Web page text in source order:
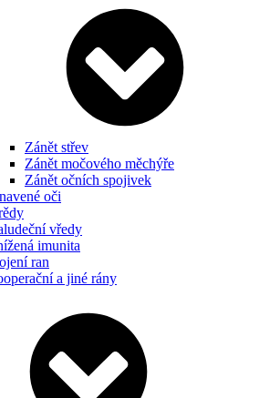
Zánět střev
Zánět močového měchýře
Zánět očních spojivek
oči
vředy
imunita
ran
a jiné rány